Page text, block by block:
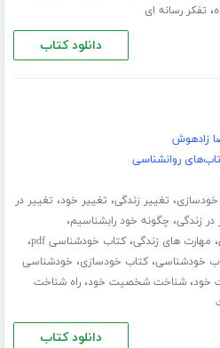
، تفکر رسانه ای
دانلود کتاب
زادهوش
روانشناسی
خودسازی، تغییر زندگی، تغییر خود، تغییر در
در زندگی، چگونه خود رابشناسیم،
، مهارت های زندگی،کتاب خودشناسی pdf ،
خودشناسی،کتاب خودسازی، خودشناسی
خود،شناخت شخصیت خود،راه شناخت
دانلود کتاب